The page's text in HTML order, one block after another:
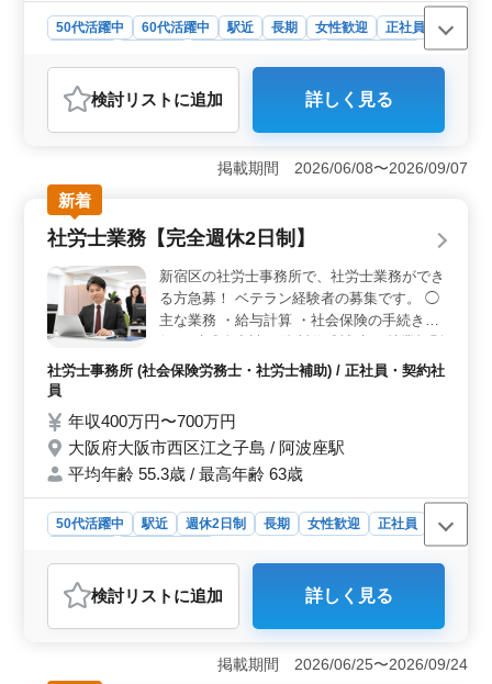
50代活躍中 60代活躍中 駅近 長期 女性歓迎
正社員
おすすめポイント
＜駅チカで働く＞ 駅徒歩5分の好立地で、アクセス抜群
の職場です。摂津市で社労士として働くチャンスです。
との交流も楽しめます。 ＜業務内容＞ 社労士業務
全般を担当します。社会保険業務や助成金業務、労務相
談など、幅広い業務に携わることができます。一人ひと
りのお客様と真摯に向き合い、信頼関係を築くことを大
で、通勤も便利です。また、社会保険完備なので安心し
て働くことができます。さらに、残業も少なめで、プラ
イベートの充実も図れる環境です。私たちと一緒に、地
域の方々のお役に立ちませんか？
検討リスト に追加 詳しく見る
掲載期間 2026/06/08〜2026/09/07
新着
社労士業務【完全週休2日制】
新宿区の社労士事務所で、社労士業務ができ
る方急募！ ベテラン経験者の募集です。 ◯
主な業務 ・給与計算 ・社会保険の手続き代
行 ・助成金申請 ・資料作成補助 ・就業規則
の作成 ・人材育成相談 完全週休2日制、休
シニア世代のベテラン社労士も活躍中の事務
所です。 ＼まずはお気軽にお問い合わせく
ださい／
社労士事務所 (社会保険労務士・社労士補助) / 正社員・契約社
員
年収400万円〜700万円
大阪府大阪市西区江之子島 / 阿波座駅
平均年齢 55.3歳 / 最高年齢 63歳
50代活躍中 駅近 週休2日制 長期 女性歓迎
正社員
おすすめポイント
＜充実したワークライフバランス＞ 完全週休2日制で土
日祝日が休み、年間休日114日と豊富な休暇制度が整って
います。夏季休暇や年末年始も休めるため、プライベー
トの時間を大切にしたい方に最適です。 ＜魅力的な
検討リスト に追加 詳しく見る
掲載期間 2026/06/25〜2026/09/24